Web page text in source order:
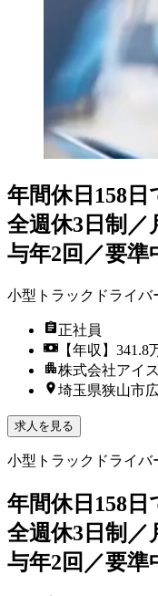
年間休日158
全週休3日制／
与年2回／要準
小型トラックドライバ
正社員
【年収】
株式会社アイ
埼玉県狭山市
求人を見る
小型トラックドライバ
年間休日158
全週休3日制／
与年2回／要準